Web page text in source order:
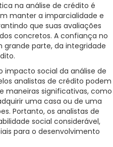
na análise de crédito é
manter a imparcialidade e
que suas avaliações
concretos. A confiança no
parte, da integridade
impacto social da análise de
analistas de crédito podem
maneiras significativas, como
uma casa ou de uma
Portanto, os analistas de
social considerável,
para o desenvolvimento